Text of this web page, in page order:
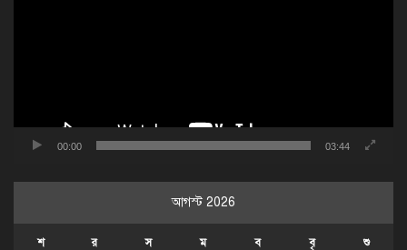
00:00 03:44
আগস্ট 2026
শ র স ম ব বৃ শু